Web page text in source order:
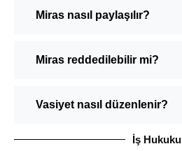
Miras nasıl paylaşılır?
Miras reddedilebilir mi?
Vasiyet nasıl düzenlenir?
İş Hukuku